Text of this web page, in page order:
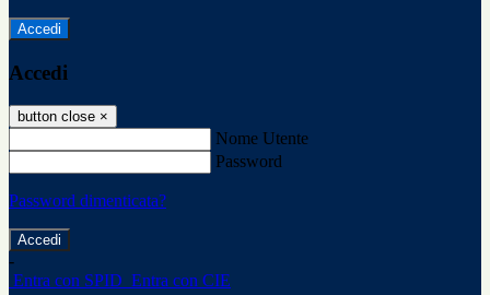
Accedi
Accedi
button close ×
Nome Utente
Password
Password dimenticata?
-
Entra con SPID Entra con CIE